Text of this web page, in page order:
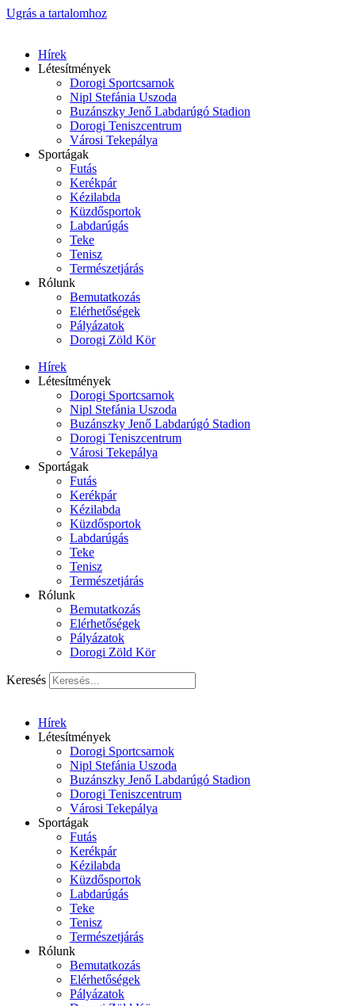
Ugrás a tartalomhoz
Hírek
Létesítmények
Dorogi Sportcsarnok
Nipl Stefánia Uszoda
Buzánszky Jenő Labdarúgó Stadion
Dorogi Teniszcentrum
Városi Tekepálya
Sportágak
Futás
Kerékpár
Kézilabda
Küzdősportok
Labdarúgás
Teke
Tenisz
Természetjárás
Rólunk
Bemutatkozás
Elérhetőségek
Pályázatok
Dorogi Zöld Kör
Hírek
Létesítmények
Dorogi Sportcsarnok
Nipl Stefánia Uszoda
Buzánszky Jenő Labdarúgó Stadion
Dorogi Teniszcentrum
Városi Tekepálya
Sportágak
Futás
Kerékpár
Kézilabda
Küzdősportok
Labdarúgás
Teke
Tenisz
Természetjárás
Rólunk
Bemutatkozás
Elérhetőségek
Pályázatok
Dorogi Zöld Kör
Keresés
Hírek
Létesítmények
Dorogi Sportcsarnok
Nipl Stefánia Uszoda
Buzánszky Jenő Labdarúgó Stadion
Dorogi Teniszcentrum
Városi Tekepálya
Sportágak
Futás
Kerékpár
Kézilabda
Küzdősportok
Labdarúgás
Teke
Tenisz
Természetjárás
Rólunk
Bemutatkozás
Elérhetőségek
Pályázatok